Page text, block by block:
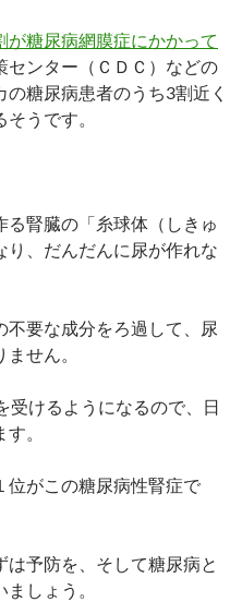
糖尿病網膜症にかかって
センター（ＣＤＣ）などの
糖尿病患者のうち3割近く
うです。
腎臓の「糸球体（しきゅ
り、だんだんに尿が作れな
要な成分をろ過して、尿
せん。
受けるようになるので、日
。
位がこの糖尿病性腎症で
予防を、そして糖尿病と
しょう。